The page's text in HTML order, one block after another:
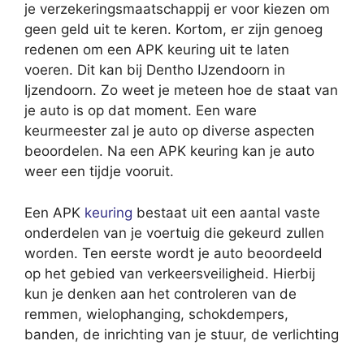
je verzekeringsmaatschappij er voor kiezen om
geen geld uit te keren. Kortom, er zijn genoeg
redenen om een APK keuring uit te laten
voeren. Dit kan bij Dentho IJzendoorn in
Ijzendoorn. Zo weet je meteen hoe de staat van
je auto is op dat moment. Een ware
keurmeester zal je auto op diverse aspecten
beoordelen. Na een APK keuring kan je auto
weer een tijdje vooruit.
Een APK keuring bestaat uit een aantal vaste
onderdelen van je voertuig die gekeurd zullen
worden. Ten eerste wordt je auto beoordeeld
op het gebied van verkeersveiligheid. Hierbij
kun je denken aan het controleren van de
remmen, wielophanging, schokdempers,
banden, de inrichting van je stuur, de verlichting